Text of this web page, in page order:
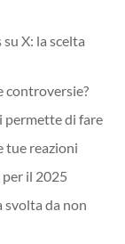
X: la scelta
controversie?
permette di fare
tue reazioni
il 2025
svolta da non